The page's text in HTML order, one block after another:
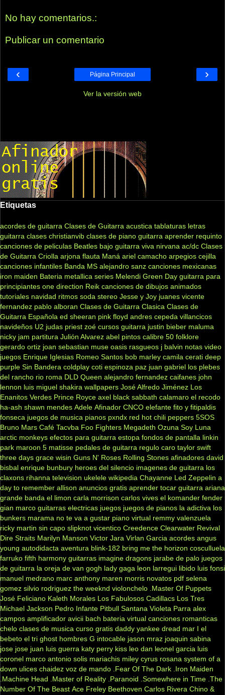
No hay comentarios.:
Publicar un comentario
‹ ›
Página Principal
Ver la versión web
Etiquetas
acordes de guitarra Clases de Guitarra acustica tablaturas letras
guitarra clases christianvib clases de piano guitarra aprender requinto
canciones de peliculas Beatles bajo guitarra viva nirvana ac/dc Clases
de Guitarra Criolla arjona flauta Maná ariel camacho arpegios cejilla
canciones infantiles Banda MS alejandro sanz canciones mexicanas
iron maiden Bateria metallica series Melendi Green Day guitarra para
principiantes one direction Reik canciones de dibujos animados
tutoriales navidad ritmos soda stereo Jesse y Joy juanes vicente
fernandez pablo alboran Clases de Guitarra Clasica Clases de
Guitarra Española ed sheeran pink floyd andres cepeda villancicos
navideños U2 judas priest zoé cursos guitarra justin bieber maluma
nicky jam partitura Julión Alvarez abel pintos calibre 50 folklore
gerardo ortiz joan sebastian muse oasis rasgueos j balvin notas video
juegos Enrique Iglesias Romeo Santos bob marley camila cerati deep
purple Sin Bandera coldplay coti espinoza paz juan gabriel los plebes
del rancho rio roma DLD Queen alejandro fernandez caifanes john
lennon luis miguel shakira wallpapers José Alfredo Jiménez Los
Enanitos Verdes Prince Royce axel black sabbath calamaro el recodo
ha-ash shawn mendes Adele Afinador CNCO elefante fito y fitipaldis
fonseca juegos de musica pianos pxndx red hot chili peppers 5SOS
Bruno Mars Café Tacvba Foo Fighters Megadeth Ozuna Soy Luna
arctic monkeys efectos para guitarra estopa fondos de pantalla linkin
park maroon 5 matisse pedales de guitarra regulo caro taylor swift
three days grace wisin Guns N' Roses Rolling Stones afinadores david
bisbal enrique bunbury heroes del silencio imagenes de guitarra los
claxons rihanna television ukelele wikipedia Chayanne Led Zeppelin a
day to remember allison anuncios gratis aprender tocar guitarra ariana
grande banda el limon carla morrison carlos vives el komander fender
gian marco guitarras electricas juegos juegos de pianos la adictiva los
bunkers marama no te va a gustar piano virtual remmy valenzuela
ricky martin sin capo slipknot vicentico Creedence Clearwater Revival
Dire Straits Marilyn Manson Victor Jara Virlan Garcia acordes angus
young autodidacta aventura blink-182 bring me the horizon cosculluela
farruko fifth harmony guitarras imagine dragons jarabe de palo juegos
de guitarra la oreja de van gogh lady gaga leon larregui libido luis fonsi
manuel medrano marc anthony maren morris novatos pdf selena
gomez silvio rodriguez the weeknd violonchelo .Master Of Puppets
José Feliciano Kaleth Morales Los Fabulosos Cadillacs Los Tres
Michael Jackson Pedro Infante Pitbull Santana Violeta Parra alex
campos amplificador avicii bach bateria virtual canciones romanticas
chelo clases de musica curso gratis daddy yankee dread mar I el
bebeto el tri ghost hombres G intocable jason mraz joaquin sabina
jose jose juan luis guerra katy perry kiss leo dan leonel garcia luis
coronel marco antonio solis mariachis miley cyrus rosana system of a
down ulices chaidez voz de mando .Fear Of The Dark .Iron Maiden
.Machine Head
.Master of Reality .Paranoid .Somewhere in Time .The
Number Of The Beast Ace Freley Beethoven Carlos Rivera Chino &